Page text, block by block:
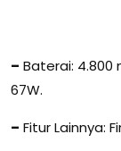
– Baterai: 4.800
67W.
– Fitur Lainnya: